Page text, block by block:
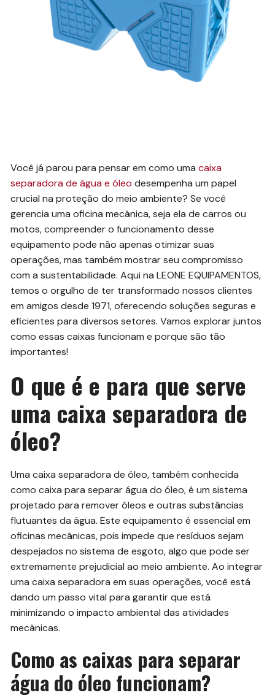
Você já parou para pensar em como umacaixa
separadora de água e óleo desempenha um papel
crucial na proteção do meio ambiente? Se você
gerencia uma oficina mecânica, seja ela de carros ou
motos, compreender o funcionamento desse
equipamento pode não apenas otimizar suas
operações, mas também mostrar seu compromisso
com a sustentabilidade. Aqui na LEONE EQUIPAMENTOS,
temos o orgulho de ter transformado nossos clientes
em amigos desde 1971, oferecendo soluções seguras e
eficientes para diversos setores. Vamos explorar juntos
como essas caixas funcionam e porque são tão
importantes!
O que é e para que serve
uma caixa separadora de
óleo?
Uma caixa separadora de óleo, também conhecida
como caixa para separar água do óleo, é um sistema
projetado para remover óleos e outras substâncias
flutuantes da água. Este equipamento é essencial em
oficinas mecânicas, pois impede que resíduos sejam
despejados no sistema de esgoto, algo que pode ser
extremamente prejudicial ao meio ambiente. Ao integrar
uma caixa separadora em suas operações, você está
dando um passo vital para garantir que está
minimizando o impacto ambiental das atividades
mecânicas.
Como as caixas para separar
água do óleo funcionam?